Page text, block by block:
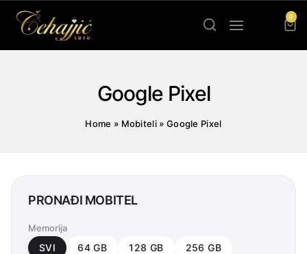
0
Google Pixel
Home » Mobiteli » Google Pixel
PRONAĐI MOBITEL
Memorija
SVI 64 GB 128 GB
256 GB